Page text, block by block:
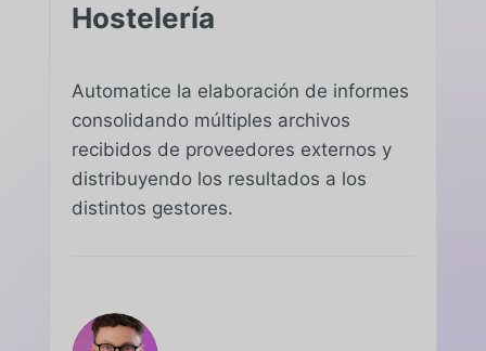
Hostelería
Automatice la elaboración de informes
consolidando múltiples archivos
recibidos de proveedores externos y
distribuyendo los resultados a los
distintos gestores.